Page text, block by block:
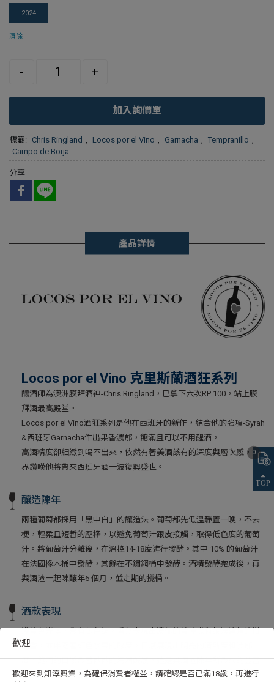
歡迎
歡迎來到知淳興業，為確保消費者權益，請確認是否已滿18歲，再進行
2024
清除
- +
加入詢價單
標籤: Chris Ringland , Locos por el Vino , Garnacha , Tempranillo ,
Campo de Borja
分享
產品詳情
Locos por el Vino 克里斯蘭酒狂系列
釀酒師為澳洲膜拜酒神-Chris Ringland，已拿下六次RP 100，站上膜
拜酒最高殿堂。
Locos por el Vino酒狂系列是他在西班牙的新作，結合他的強項-Syrah
&西班牙Garnacha作出果香濃郁，飽滿且可以不用醒酒，
高酒精度卻細緻到喝不出來，依然有著美酒該有的深度與層次感，酒
界讚嘆他將帶來西班牙酒一波復興盛世。
釀造陳年
兩種葡萄都採用「黑中白」的釀造法。葡萄都先低溫靜置一晚，不去
梗，輕柔且短暫的壓榨，以避免葡萄汁跟皮接觸，取得低色度的葡萄
汁。將葡萄汁分離後，在溫控14-18度進行發酵。其中 10% 的葡萄汁
在法國橡木桶中發酵，其餘在不鏽鋼桶中發酵。酒精發酵完成後，再
與酒渣一起陳釀年6 個月，並定期的攪桶。
酒款表現
橘香，並伴隨著紅色水果的酸度。口感展現出明亮的清新度和濃郁
度，飽滿的口感帶著微微的海潮鹹感，這是與酒渣陳年所帶來的豐富
感與複雜度，尾韻綿長。
0